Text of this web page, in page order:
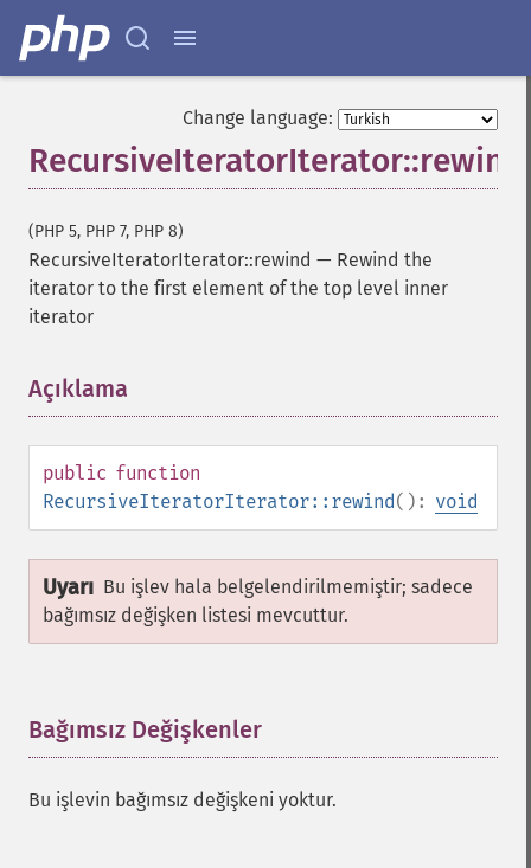
Change language:
RecursiveIteratorIterator::rewind
(PHP 5, PHP 7, PHP 8)
RecursiveIteratorIterator::rewind — Rewind the
iterator to the first element of the top level inner
iterator
Açıklama
public function
RecursiveIteratorIterator::rewind(): void
Uyarı Bu işlev hala belgelendirilmemiştir; sadece
bağımsız değişken listesi mevcuttur.
Bağımsız Değişkenler
Bu işlevin bağımsız değişkeni yoktur.